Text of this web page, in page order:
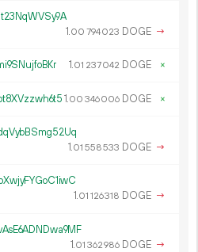
1.00 794023 DOGE →
1.01 237042 DOGE ×
1.00 346006 DOGE ×
1.01 558533 DOGE →
1.01 126318 DOGE →
1.01 362986 DOGE →